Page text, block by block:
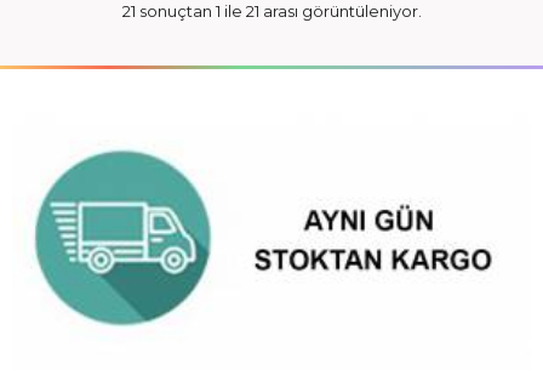
21 sonuçtan 1 ile 21 arası görüntüleniyor.